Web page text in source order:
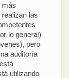
más
las
lo general)
pero
auditoría
utilizando